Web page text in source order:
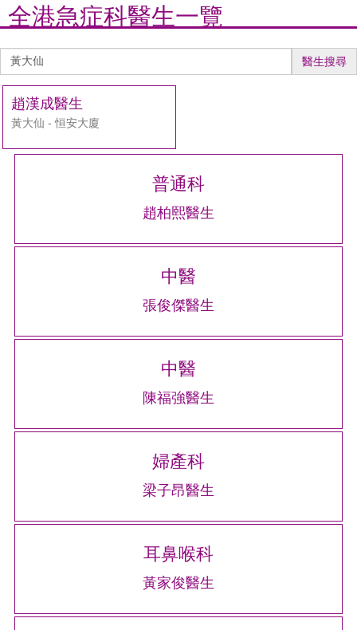
全港急症科醫生一覽
生
醫生搜尋
趙漢成醫生
黃大仙 - 恒安大廈
普通科
趙柏熙醫生
中醫
張俊傑醫生
中醫
陳福強醫生
婦產科
梁子昂醫生
耳鼻喉科
黃家俊醫生